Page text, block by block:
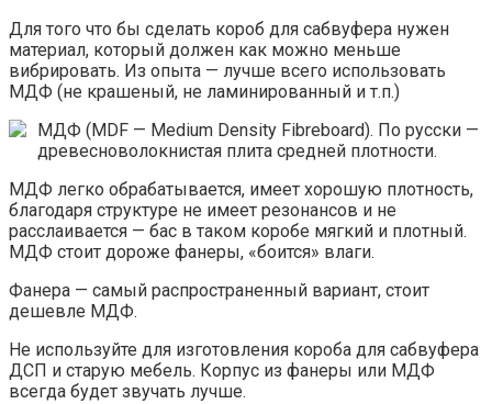
Для того что бы сделать короб для сабвуфера нужен
материал, который должен как можно меньше
вибрировать. Из опыта — лучше всего использовать
МДФ (не крашеный, не ламинированный и т.п.)
МДФ (MDF — Medium Density Fibreboard). По русски —
древесноволокнистая плита средней плотности.
МДФ легко обрабатывается, имеет хорошую плотность,
благодаря структуре не имеет резонансов и не
расслаивается — бас в таком коробе мягкий и плотный.
МДФ стоит дороже фанеры, «боится» влаги.
Фанера — самый распространенный вариант, стоит
дешевле МДФ.
Не используйте для изготовления короба для сабвуфера
ДСП и старую мебель. Корпус из фанеры или МДФ
всегда будет звучать лучше.